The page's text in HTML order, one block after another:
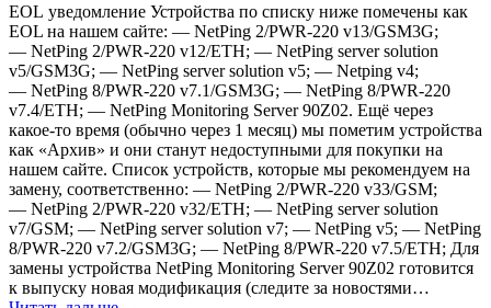
EOL уведомление Устройства по списку ниже помечены как
EOL на нашем сайте: — NetPing 2/PWR-220 v13/GSM3G;
— NetPing 2/PWR-220 v12/ETH; — NetPing server solution
v5/GSM3G; — NetPing server solution v5; — Netping v4;
— NetPing 8/PWR-220 v7.1/GSM3G; — NetPing 8/PWR-220
v7.4/ETH; — NetPing Monitoring Server 90Z02. Ещё через
какое-то время (обычно через 1 месяц) мы пометим устройства
как «‎Архив» и они станут недоступными для покупки на
нашем сайте. Список устройств, которые мы рекомендуем на
замену, соответственно: — NetPing 2/PWR-220 v33/GSM;
— NetPing 2/PWR-220 v32/ETH; — NetPing server solution
v7/GSM; — NetPing server solution v7; — NetPing v5; — NetPing
8/PWR-220 v7.2/GSM3G; — NetPing 8/PWR-220 v7.5/ETH; Для
замены устройства NetPing Monitoring Server 90Z02 готовится
к выпуску новая модификация (следите за новостями…